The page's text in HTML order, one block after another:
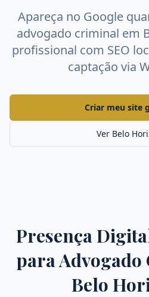
Apareça no Google
advogado criminal em
profissional com SEO
captação via
Criar meu site
Ver Belo
Presença
para
Belo